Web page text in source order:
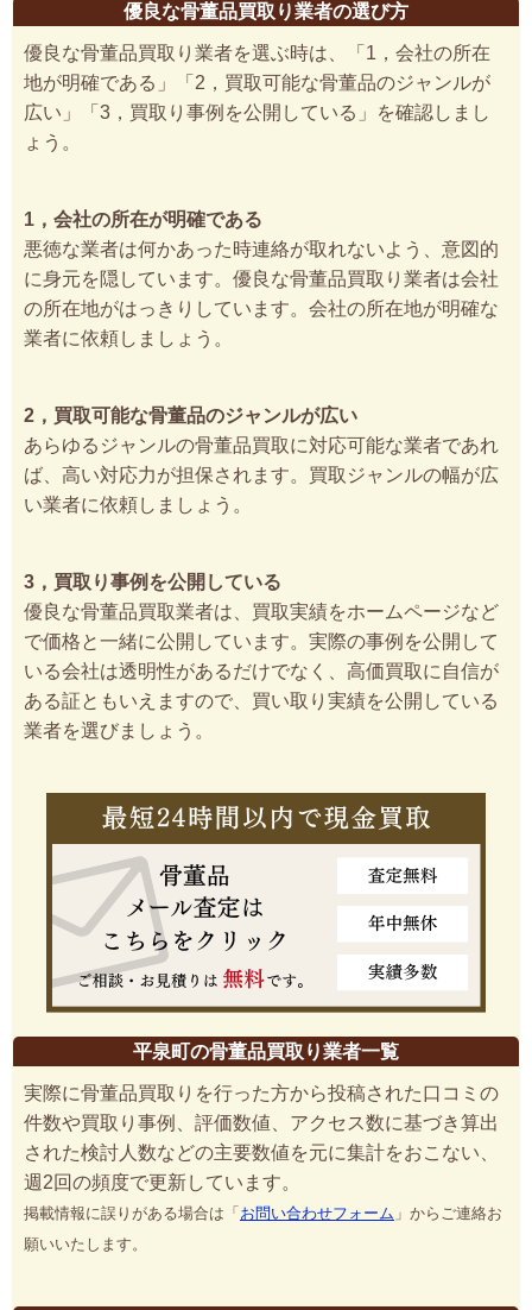
優良な骨董品買取り業者の選び方
優良な骨董品買取り業者を選ぶ時は、「1，会社の所在
地が明確である」「2，買取可能な骨董品のジャンルが
広い」「3，買取り事例を公開している」を確認しまし
ょう。
1，会社の所在が明確である
悪徳な業者は何かあった時連絡が取れないよう、意図的
に身元を隠しています。優良な骨董品買取り業者は会社
の所在地がはっきりしています。会社の所在地が明確な
業者に依頼しましょう。
2，買取可能な骨董品のジャンルが広い
あらゆるジャンルの骨董品買取に対応可能な業者であれ
ば、高い対応力が担保されます。買取ジャンルの幅が広
い業者に依頼しましょう。
3，買取り事例を公開している
優良な骨董品買取業者は、買取実績をホームページなど
で価格と一緒に公開しています。実際の事例を公開して
いる会社は透明性があるだけでなく、高価買取に自信が
ある証ともいえますので、買い取り実績を公開している
業者を選びましょう。
平泉町の骨董品買取り業者一覧
実際に骨董品買取りを行った方から投稿された口コミの
件数や買取り事例、評価数値、アクセス数に基づき算出
された検討人数などの主要数値を元に集計をおこない、
週2回の頻度で更新しています。
掲載情報に誤りがある場合は「 お問い合わせフォーム 」からご連絡お
願いいたします。